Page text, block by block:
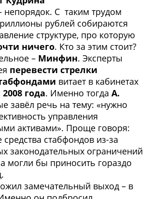
непорядок. С таким трудом
рублей собираются
структуре, про которую
ничего. Кто за этим стоит?
– Минфин. Эксперты
перевести стрелки
витает в кабинетах
2008 года. Именно тогда А.
завёл речь на тему: «нужно
управления
активами». Проще говоря:
средства стабфондов из-за
законодательных ограничений
могли бы приносить гораздо
замечательный выход – в